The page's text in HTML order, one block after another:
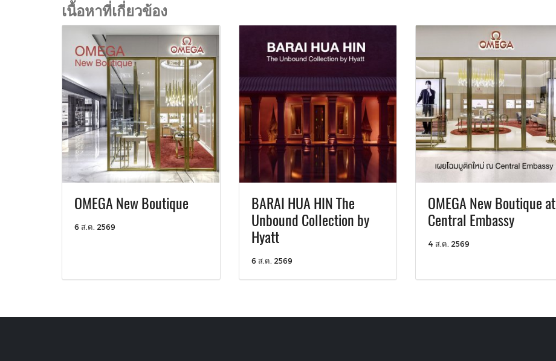
เนื้อหาที่เกี่ยวข้อง
OMEGA New Boutique
6 ส.ค. 2569
BARAI HUA HIN The
Unbound Collection by
Hyatt
6 ส.ค. 2569
OMEGA New Boutique at
Central Embassy
4 ส.ค. 2569